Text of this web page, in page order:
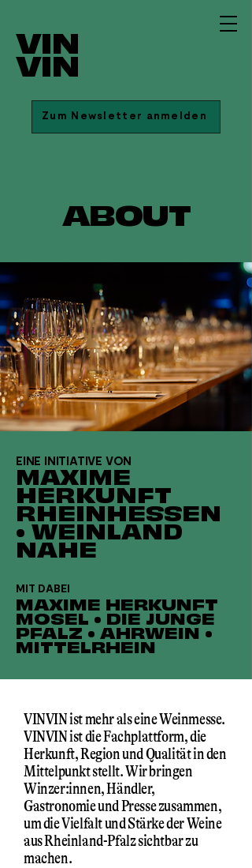
VIN
VIN
Zum Newsletter anmelden
ABOUT
EINE INITIATIVE VON
MAXIME
HERKUNFT
RHEINHESSEN
• WEINLAND
NAHE
MIT DABEI
MAXIME HERKUNFT
MOSEL • DIE JUNGE
PFALZ • AHRWEIN •
MITTELRHEIN
VINVIN ist mehr als eine Weinmesse.
VINVIN ist die Fachplattform, die
Herkunft, Region und Qualität in den
Mittelpunkt stellt. Wir bringen
Winzer:innen, Händler,
Gastronomie und Presse zusammen,
um die Vielfalt und Stärke der Weine
aus Rheinland-Pfalz sichtbar zu
machen.